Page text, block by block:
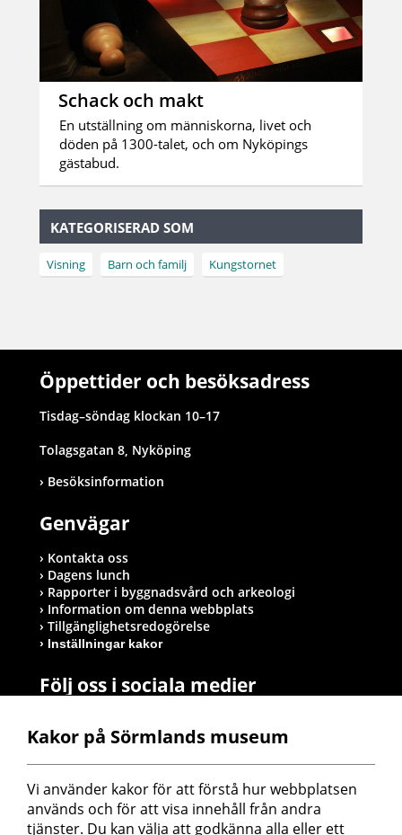
Schack och makt
En utställning om människorna, livet och
döden på 1300-talet, och om Nyköpings
gästabud.
KATEGORISERAD SOM
Visning Barn och familj Kungstornet
Öppettider och besöksadress
Tisdag–söndag klockan 10–17
Tolagsgatan 8, Nyköping
Besöksinformation
Genvägar
Kontakta oss
Dagens lunch
Rapporter i byggnadsvård och arkeologi
Information om denna webbplats
Tillgänglighetsredogörelse
Inställningar kakor
Följ oss i sociala medier
Postadress
Sörmlands museum
Box 314
Kakor på Sörmlands museum
Vi använder kakor för att förstå hur webbplatsen
används och för att visa innehåll från andra
tjänster. Du kan välja att godkänna alla eller ett